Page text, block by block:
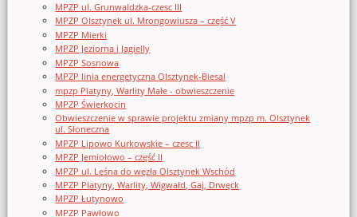
MPZP ul. Grunwaldzka-czesc III
MPZP Olsztynek ul. Mrongowiusza – część V
MPZP Mierki
MPZP Jeziorna i Jagielly
MPZP Sosnowa
MPZP linia energetyczna Olsztynek-Biesal
mpzp Platyny, Warlity Małe - obwieszczenie
MPZP Świerkocin
Obwieszczenie w sprawie projektu zmiany mpzp m. Olsztynek
ul. Słoneczna
MPZP Lipowo Kurkowskie – czesc II
MPZP Jemiołowo – część II
MPZP ul. Leśna do węzła Olsztynek Wschód
MPZP Platyny, Warlity, Wigwałd, Gaj, Drwęck
MPZP Łutynowo
MPZP Pawłowo